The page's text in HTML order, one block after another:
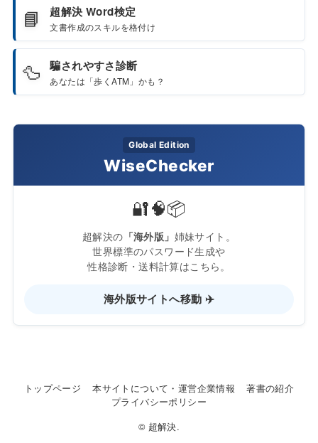
📘 超解決 Word検定
文書作成のスキルを格付け
🦆 騙されやすさ診断
あなたは「歩くATM」かも？
Global Edition
WiseChecker
🔐🧠📦
超解決の 「海外版」 姉妹サイト。
世界標準のパスワード生成や
性格診断・送料計算はこちら。
海外版サイトへ移動 ✈️
トップページ 本サイトについて・運営企業情報
著書の紹介
プライバシーポリシー
© 超解決.